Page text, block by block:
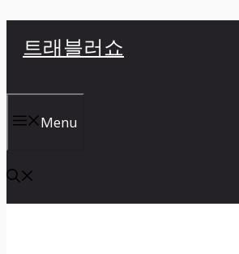
너
뛰
기
트래블러쇼
Menu